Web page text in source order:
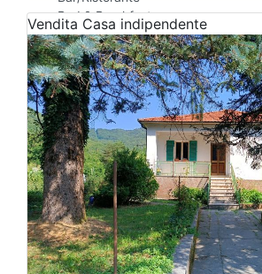
Bed & Breakfast
Albergo
Laboratorio Artigianale
Negozio/locale commerciale
Agriturismo
Magazzini
Capannoni
Uffici
Terreni in Vendita
Qualsiasi
Terreno edificabile
Terreno
Vendita Casa indipendente